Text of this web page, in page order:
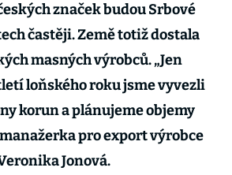
značek budou Srbové
častěji. Země totiž dostala
masných výrobců. „Jen
loňského roku jsme vyvezli
korun a plánujeme objemy
pro export výrobce
Jonová.